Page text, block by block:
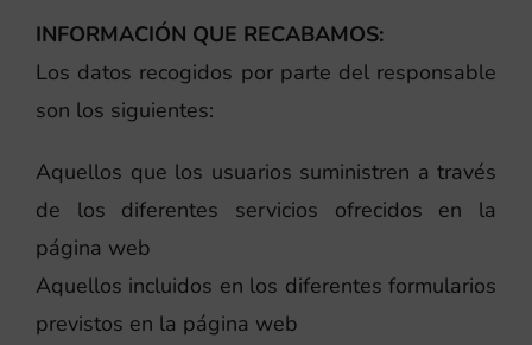
INFORMACIÓN QUE RECABAMOS:
Los datos recogidos por parte del responsable
son los siguientes:
Aquellos que los usuarios suministren a través
de los diferentes servicios ofrecidos en la
página web
Aquellos incluidos en los diferentes formularios
previstos en la página web